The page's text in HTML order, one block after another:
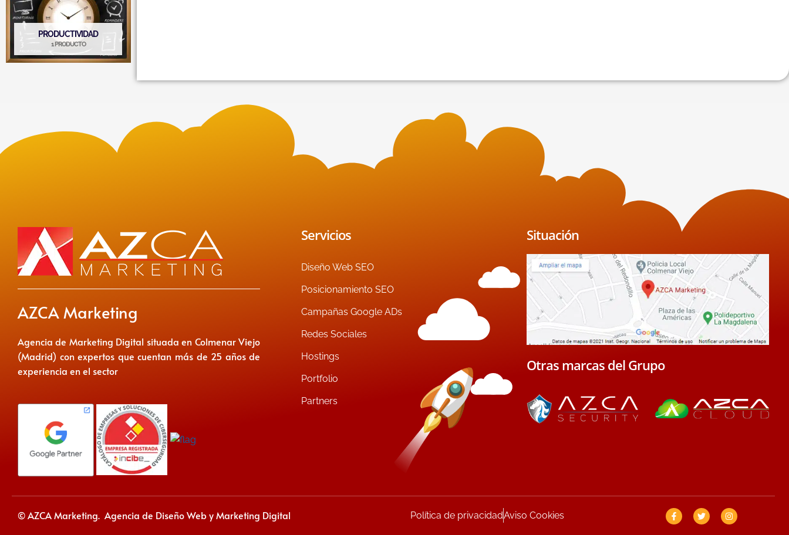
PRODUCTIVIDAD
1 PRODUCTO
AZCA Marketing
Agencia de Marketing Digital situada en Colmenar Viejo
(Madrid) con expertos que cuentan más de 25 años de
experiencia en el sector
Servicios
Diseño Web SEO
Posicionamiento SEO
Campañas Google ADs
Redes Sociales
Hostings
Portfolio
Partners
Situación
Otras marcas del Grupo
© AZCA Marketing. Agencia de Diseño Web y Marketing Digital Política de privacidadAviso Cookies
F
a
c
T
w
i
I
n
s